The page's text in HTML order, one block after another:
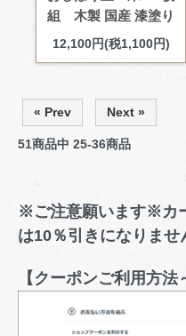
組 木製 国産 漆塗り
12,100円(税1,100円)
« Prev Next »
51商品中 25-36商品
※ご注意願います※カ
は10％引きになりませ
【クーポンご利用方法